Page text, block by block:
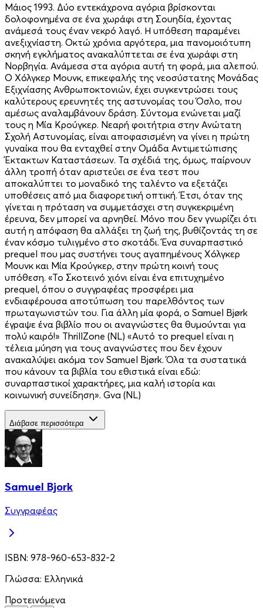
Μάιος 1993. Δύο εντεκάχρονα αγόρια βρίσκονται
δολοφονημένα σε ένα χωράφι στη Σουηδία, έχοντας
ανάμεσά τους έναν νεκρό λαγό. Η υπόθεση παραμένει
ανεξιχνίαστη. Οκτώ χρόνια αργότερα, μια πανομοιότυπη
σκηνή εγκλήματος ανακαλύπτεται σε ένα χωράφι στη
Νορβηγία. Ανάμεσα στα αγόρια αυτή τη φορά, μια αλεπού.
Ο Χόλγκερ Μουνκ, επικεφαλής της νεοσύστατης Μονάδας
Εξιχνία­­σης Ανθρωποκτονιών, έχει συγκεντρώσει τους
καλύτερους ερευνητές της αστυνομίας του Όσλο, που
αμέσως αναλαμβάνουν δράση. Σύντομα ενώνεται μαζί
τους η Μία Κρούγκερ. Νεαρή φοιτήτρια στην Ανώτατη
Σχολή Αστυνομίας, είναι αποφασισμένη να γίνει η πρώτη
γυναίκα που θα ενταχθεί στην Ομάδα Αντιμετώπισης
Έκτακτων Καταστάσεων. Τα σχέδιά της, όμως, παίρνουν
άλλη τροπή όταν αριστεύει σε ένα τεστ που
αποκαλύπτει το μοναδικό της ταλέντο να εξετάζει
υποθέσεις από μια διαφορετική οπτική. Έτσι, όταν της
γίνεται η πρόταση να συμμετάσχει στη συγκεκριμένη
έρευνα, δεν μπορεί να αρνηθεί. Μόνο που δεν γνωρίζει ότι
αυτή η απόφαση θα αλλάξει τη ζωή της, βυθίζοντάς τη σε
έναν κόσμο τυλιγμένο στο σκοτάδι. Ένα συναρπαστικό
prequel που μας συστήνει τους αγαπημένους Χόλγκερ
Μουνκ και Μία Κρούγκερ, στην πρώτη κοινή τους
υπόθεση. «Το Σκοτεινό χιόνι είναι ένα επιτυχημένο
prequel, όπου ο συγγραφέας προσφέρει μια
ενδιαφέρουσα αποτύπωση του παρελθόντος των
πρωταγωνιστών του. Για άλλη μία φορά, ο Samuel Bjørk
έγραψε ένα βιβλίο που οι αναγνώστες θα θυμούνται για
πολύ καιρό!» ThrillZone (NL) «Αυτό το prequel είναι η
τέλεια μύηση για τους αναγνώστες που δεν έχουν
ανακαλύψει ακόμα τον Samuel Bjørk. Όλα τα συστατικά
που κάνουν τα βιβλία του εθιστικά είναι εδώ:
συναρπαστικοί χαρακτήρες, μια καλή ιστορία και
κοινωνική συνείδηση». Gva (NL)
Διάβασε περισσότερα
Samuel Bjork
Συγγραφέας
ISBN: 978-960-653-832-2
Γλώσσα: Ελληνικά
Προτεινόμενα